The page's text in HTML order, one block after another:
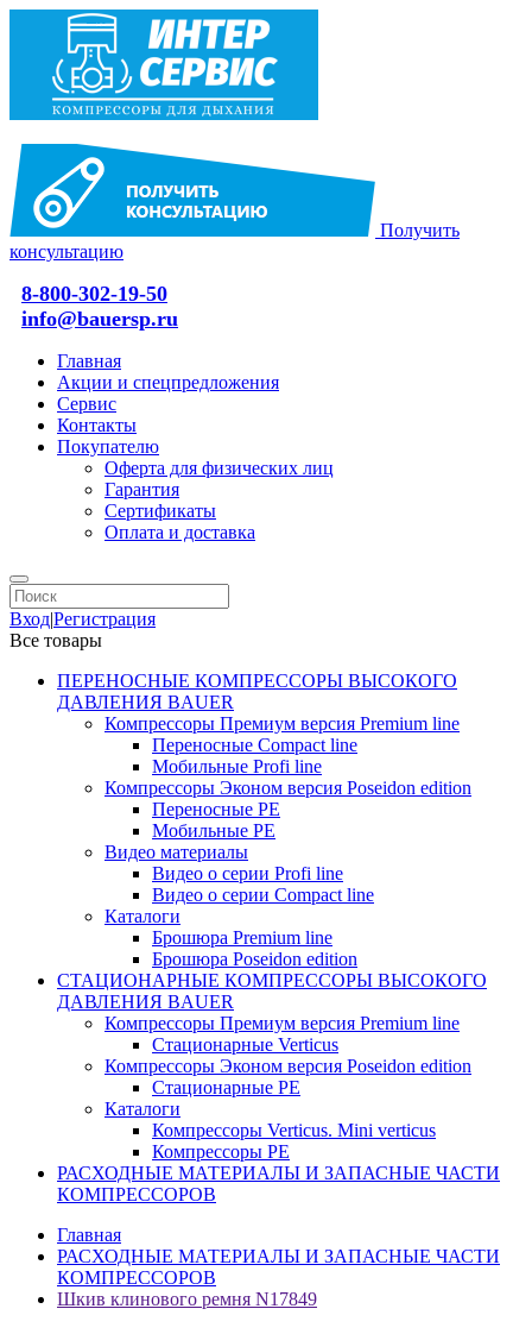
Получить
консультацию
8-800-302-19-50
info@bauersp.ru
Главная
Акции и спецпредложения
Сервис
Контакты
Покупателю
Оферта для физических лиц
Гарантия
Сертификаты
Оплата и доставка
Вход|Регистрация
Все товары
ПЕРЕНОСНЫЕ КОМПРЕССОРЫ ВЫСОКОГО
ДАВЛЕНИЯ BAUER
Компрессоры Премиум версия Premium line
Переносные Compact line
Мобильные Profi line
Компрессоры Эконом версия Poseidon edition
Переносные PE
Мобильные PE
Видео материалы
Видео о серии Profi line
Видео о серии Compact line
Каталоги
Брошюра Premium line
Брошюра Poseidon edition
СТАЦИОНАРНЫЕ КОМПРЕССОРЫ ВЫСОКОГО
ДАВЛЕНИЯ BAUER
Компрессоры Премиум версия Premium line
Стационарные Verticus
Компрессоры Эконом версия Poseidon edition
Стационарные PE
Каталоги
Компрессоры Verticus. Mini verticus
Компрессоры PE
РАСХОДНЫЕ МАТЕРИАЛЫ И ЗАПАСНЫЕ ЧАСТИ
КОМПРЕССОРОВ
Главная
РАСХОДНЫЕ МАТЕРИАЛЫ И ЗАПАСНЫЕ ЧАСТИ
КОМПРЕССОРОВ
Шкив клинового ремня N17849